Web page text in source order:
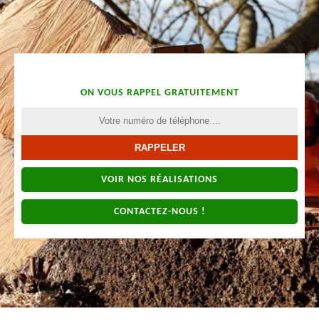
ON VOUS RAPPEL GRATUITEMENT
VOIR NOS RÉALISATIONS
CONTACTEZ-NOUS !